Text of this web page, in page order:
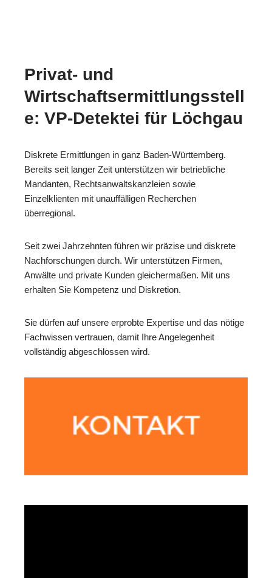
Privat- und
Wirtschaftsermittlungsstell
e: VP-Detektei für Löchgau
Diskrete Ermittlungen in ganz Baden-Württemberg.
Bereits seit langer Zeit unterstützen wir betriebliche
Mandanten, Rechtsanwaltskanzleien sowie
Einzelklienten mit unauffälligen Recherchen
überregional.
Seit zwei Jahrzehnten führen wir präzise und diskrete
Nachforschungen durch. Wir unterstützen Firmen,
Anwälte und private Kunden gleichermaßen. Mit uns
erhalten Sie Kompetenz und Diskretion.
Sie dürfen auf unsere erprobte Expertise und das nötige
Fachwissen vertrauen, damit Ihre Angelegenheit
vollständig abgeschlossen wird.